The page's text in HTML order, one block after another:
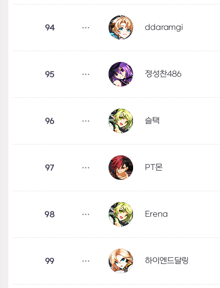
94 ddaramgi
95 정성찬486
96 슬택
97 PT몬
98 Erena
99 하이엔드달링